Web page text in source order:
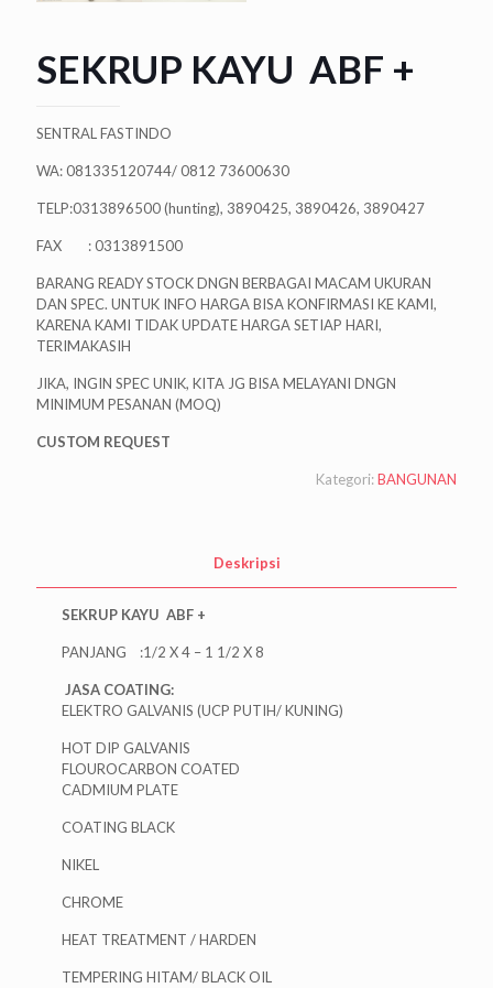
SEKRUP KAYU ABF +
SENTRAL FASTINDO
WA: 081335120744/ 0812 73600630
TELP:0313896500 (hunting), 3890425, 3890426, 3890427
FAX : 0313891500
BARANG READY STOCK DNGN BERBAGAI MACAM UKURAN
DAN SPEC. UNTUK INFO HARGA BISA KONFIRMASI KE KAMI,
KARENA KAMI TIDAK UPDATE HARGA SETIAP HARI,
TERIMAKASIH
JIKA, INGIN SPEC UNIK, KITA JG BISA MELAYANI DNGN
MINIMUM PESANAN (MOQ)
CUSTOM REQUEST
Kategori:BANGUNAN
Deskripsi
SEKRUP KAYU ABF +
PANJANG :1/2 X 4 – 1 1/2 X 8
JASA COATING:
ELEKTRO GALVANIS (UCP PUTIH/ KUNING)
HOT DIP GALVANIS
FLOUROCARBON COATED
CADMIUM PLATE
COATING BLACK
NIKEL
CHROME
HEAT TREATMENT / HARDEN
TEMPERING HITAM/ BLACK OIL